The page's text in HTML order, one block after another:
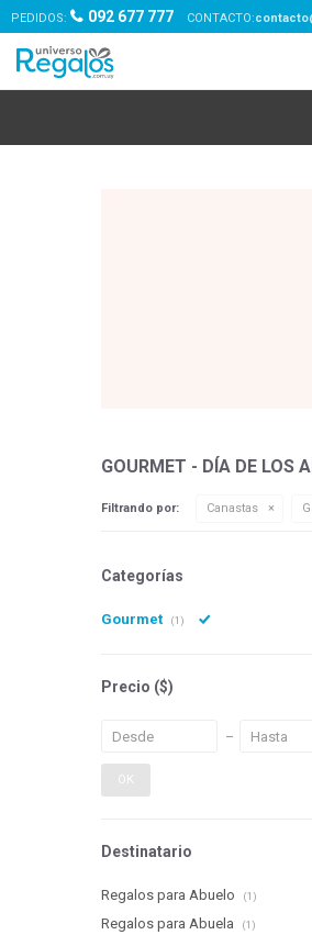
PEDIDOS: 092 677 777
GOURMET - DÍA DE LOS
Filtrando por: Canastas
Categorías
Gourmet (1)
Precio ($)
OK
Destinatario
Regalos para Abuelo (1)
Regalos para Abuela (1)